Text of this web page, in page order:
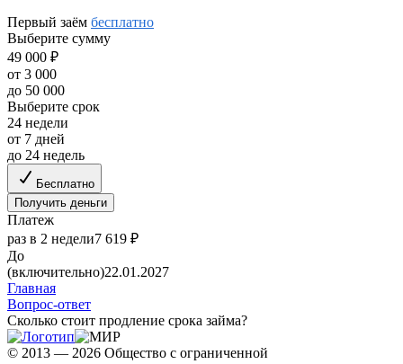
Первый заём бесплатно
Выберите сумму
49 000 ₽
от 3 000
до 50 000
Выберите срок
24 недели
от 7 дней
до 24 недель
Бесплатно
Получить деньги
Платеж
раз в 2 недели7 619 ₽
До
(включительно)22.01.2027
Главная
Вопрос-ответ
Сколько стоит продление срока займа?
© 2013 — 2026 Общество с ограниченной